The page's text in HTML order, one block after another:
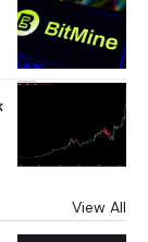
View All